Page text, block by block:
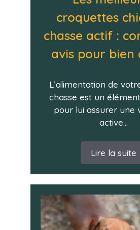
croquettes
chasse actif :
avis pour bien
L’alimentation de
chasse est un
pour lui assurer une
active...
Lire la suite